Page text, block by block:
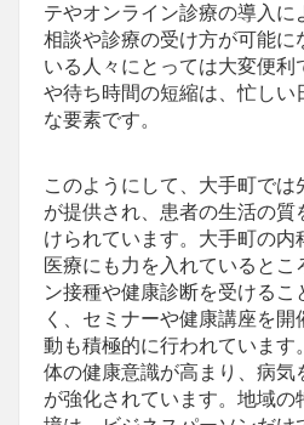
テやオンライン診療の導入
相談や診療の受け方が可能に
いる人々にとっては大変便利
や待ち時間の短縮は、忙しい
な要素です。
このようにして、大手町では
が提供され、患者の生活の質
けられています。大手町の
医療にも力を入れているとこ
ン接種や健康診断を受けるこ
く、セミナーや健康講座を
動も積極的に行われています
体の健康意識が高まり、病気
が強化されています。地域の